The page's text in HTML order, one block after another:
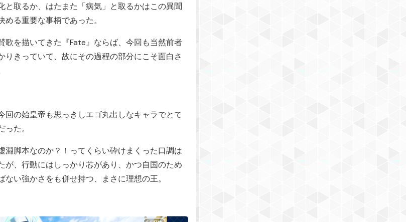
と取るか、はたまた「病気」と取るかはこの異聞
める重要な事柄であった。
歌を描いてきた『Fate』ならば、今回も当然前者
りきっていて、故にその過程の部分にこそ面白さ
回の始皇帝も思っきしエゴ丸出しなキャラでとて
った。
淵脚本なのか？！ってくらい砕けまくった口調は
が、行動にはしっかり芯があり、かつ自国のため
ない強かさをも併せ持つ、まさに理想の王。